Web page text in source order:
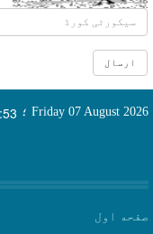
Friday 07 August 2026 ؛
صفحه اول